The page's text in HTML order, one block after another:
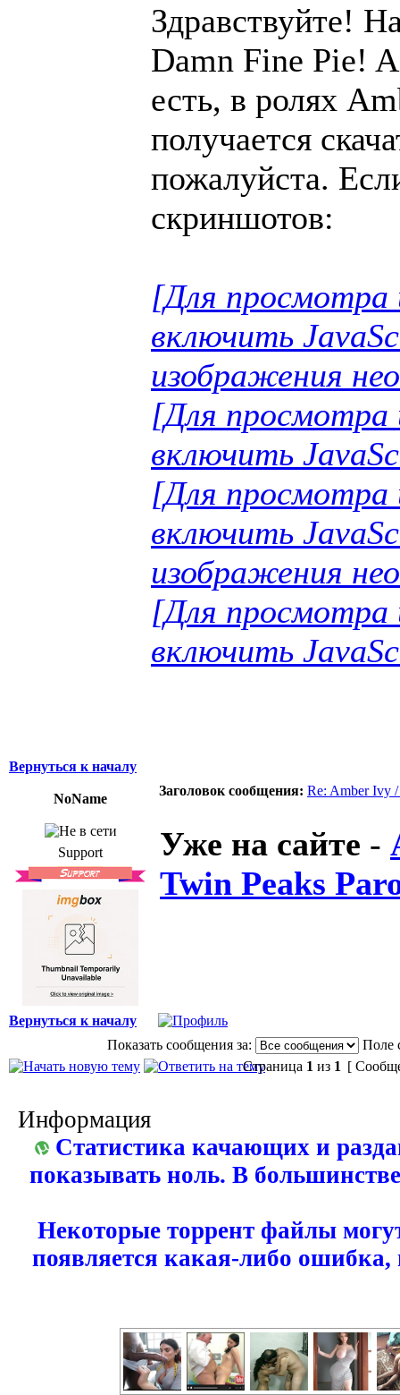
Здравствуйте!
Damn Fine Pie!
есть, в ролях
получается
пожалуйста.
скриншотов:
[Для просмотра
включить
изображения
[Для просмотра
включить
[Для просмотра
включить
изображения
[Для просмотра
включить
Вернуться к началу
NoName
Заголовок сообщения: Re: Amber Ivy
Support Уже на сайте -
Twin Peaks
Вернуться к началу
Показать сообщения за:
Поле
Страница 1 из 1 [
Информация
Статистика качающих и
показывать ноль. В
Некоторые торрент файлы
появляется какая-либо